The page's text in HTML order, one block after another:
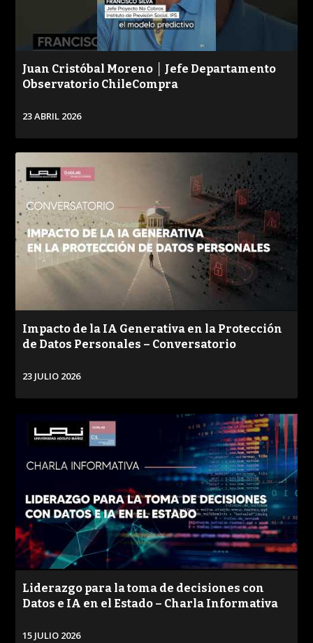
Juan Cristóbal Moreno │ Jefe Departamento
Observatorio ChileCompra
23 ABRIL 2026
VER
Impacto de la IA Generativa en la Protección
de Datos Personales – Conversatorio
23 JULIO 2026
Liderazgo para la toma de decisiones con
Datos e IA en el Estado – Charla Informativa
15 JULIO 2026